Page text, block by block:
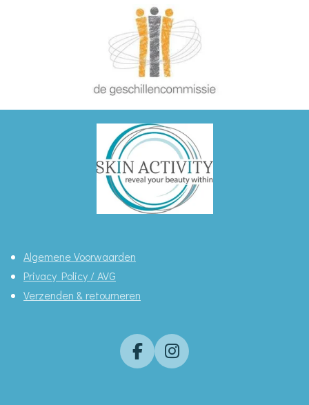
Algemene Voorwaarden
Privacy Policy / AVG
Verzenden & retourneren
F
I